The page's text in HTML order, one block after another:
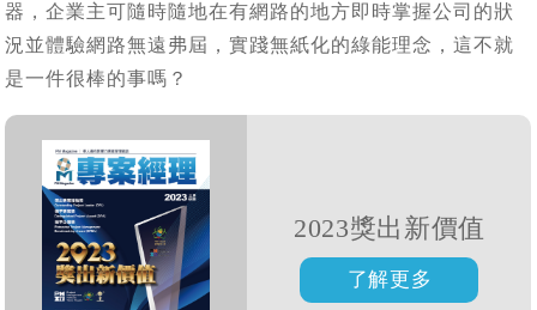
器，企業主可隨時隨地在有網路的地方即時掌握公司的狀
況並體驗網路無遠弗屆，實踐無紙化的綠能理念，這不就
是一件很棒的事嗎？
2023獎出新價值